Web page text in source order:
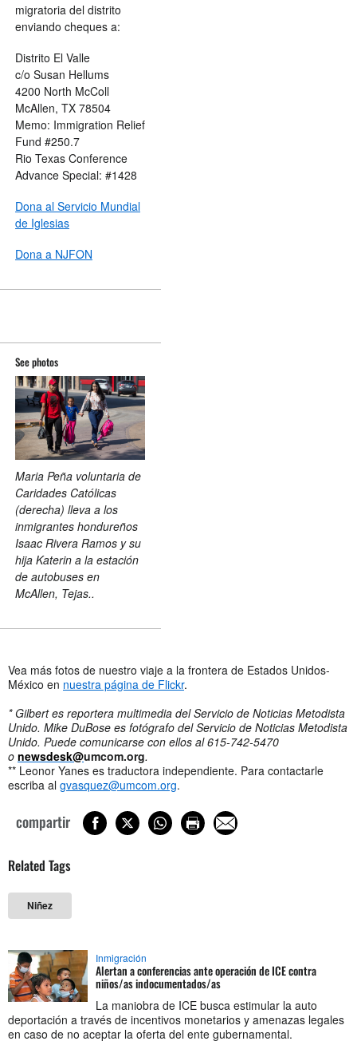
migratoria del distrito
enviando cheques a:
Distrito El Valle
c/o Susan Hellums
4200 North McColl
McAllen, TX 78504
Memo: Immigration Relief
Fund #250.7
Rio Texas Conference
Advance Special: #1428
Dona al Servicio Mundial
de Iglesias
Dona a NJFON
See photos
Maria Peña voluntaria de
Caridades Católicas
(derecha) lleva a los
inmigrantes hondureños
Isaac Rivera Ramos y su
hija Katerin a la estación
de autobuses en
McAllen, Tejas..
Vea más fotos de nuestro viaje a la frontera de Estados Unidos-
México en nuestra página de Flickr.
* Gilbert es reportera multimedia del Servicio de Noticias Metodista
Unido. Mike DuBose es fotógrafo del Servicio de Noticias Metodista
Unido. Puede comunicarse con ellos al 615-742-5470
o newsdesk@umcom.org.
** Leonor Yanes es traductora independiente. Para contactarle
escriba al gvasquez@umcom.org.
compartir
Related Tags
Niñez
Inmigración
Alertan a conferencias ante operación de ICE contra
niños/as indocumentados/as
La maniobra de ICE busca estimular la auto
deportación a través de incentivos monetarios y amenazas legales
en caso de no aceptar la oferta del ente gubernamental.